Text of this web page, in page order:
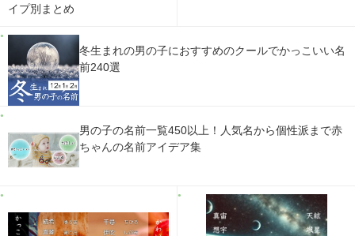
イプ別まとめ
冬生まれの男の子におすすめのクールでかっこいい名
前240選
男の子の名前一覧450以上！人気名から個性派まで赤
ちゃんの名前アイデア集